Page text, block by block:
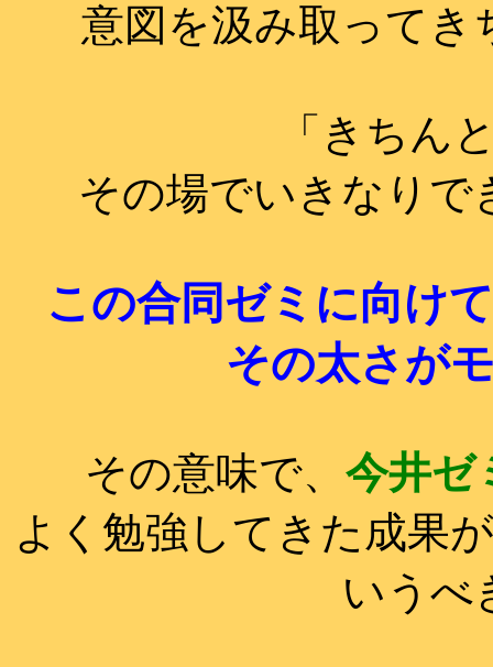
意図を汲み取ってき
「きちん
その場でいきなり
この合同ゼミに向け
その太さが
その意味で、 今井ゼ
よく勉強してきた成果
いうべ